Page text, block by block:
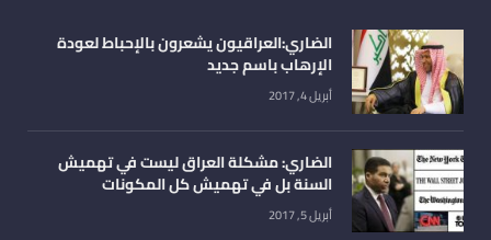
الضاري:العراقيون يشعرون بالإحباط لعودة
الإرهاب باسم جديد
أبريل 4, 2017
الضاري: مشكلة العراق ليست في تهميش
السنة بل في تهميش كل المكونات
أبريل 5, 2017